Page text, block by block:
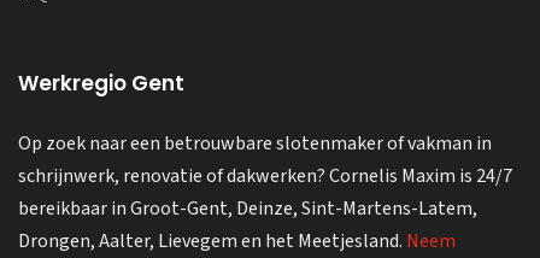
Werkregio Gent
Op zoek naar een betrouwbare slotenmaker of vakman in
schrijnwerk, renovatie of dakwerken? Cornelis Maxim is 24/7
bereikbaar in Groot-Gent, Deinze, Sint-Martens-Latem,
Drongen, Aalter, Lievegem en het Meetjesland. Neem